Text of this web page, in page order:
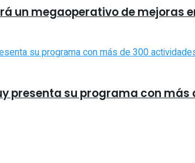
un megaoperativo de mejoras
presenta su programa con